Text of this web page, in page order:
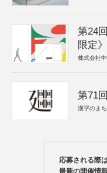
第24
限定》
株式会社
第71
漢字のま
応募される際
最新の開催情